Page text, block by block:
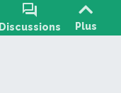
forum
Discussions Plus